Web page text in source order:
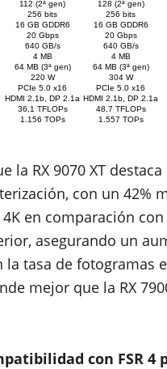
112 (2ª gen)
128 (2ª gen)
256 bits
256 bits
16 GB GDDR6
16 GB GDDR6
20 Gbps
20 Gbps
640 GB/s
640 GB/s
4 MB
4 MB
64 MB (3ª gen)
64 MB (3ª gen)
220 W
304 W
PCIe 5.0 x16
PCIe 5.0 x16
HDMI 2.1b, DP 2.1a HDMI 2.1b, DP 2.1a
36,1 TFLOPs
48,7 TFLOPs
1.156 TOPs 1.557 TOPs
la RX 9070 XT
con un 42%
en comparación con
asegurando un
la tasa de fotogramas
mejor que la RX
con FSR 4